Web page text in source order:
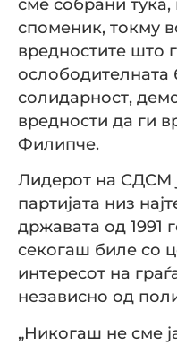
сме собрани
споменик, токму
вредностите што
ослободителната
солидарност,
вредности да ги
Филипче.
Лидерот на СДСМ
партијата низ
државата од 1991
секогаш биле со
интересот на
независно од
„Никогаш не сме